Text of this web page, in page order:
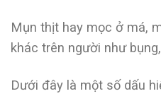
Mụn thịt hay mọc ở má,
khác trên người như
Dưới đây là một số dấu